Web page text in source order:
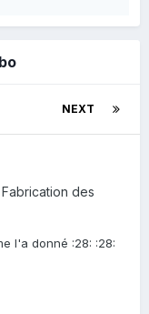
NEXT
Fabrication des
l'a donné :28: :28: